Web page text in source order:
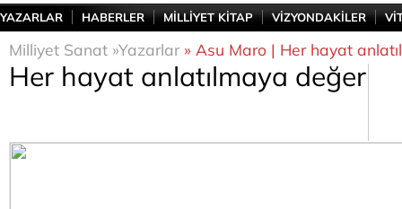
YAZARLAR HABERLER MİLLİYET KİTAP VİZYONDAKİLER
Milliyet Sanat »Yazarlar» Asu Maro | Her hayat
Her hayat anlatılmaya değer